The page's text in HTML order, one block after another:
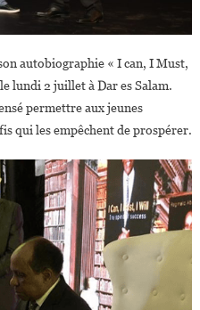
autobiographie « I can, I Must,
lundi 2 juillet à Dar es Salam.
permettre aux jeunes
qui les empêchent de prospérer.